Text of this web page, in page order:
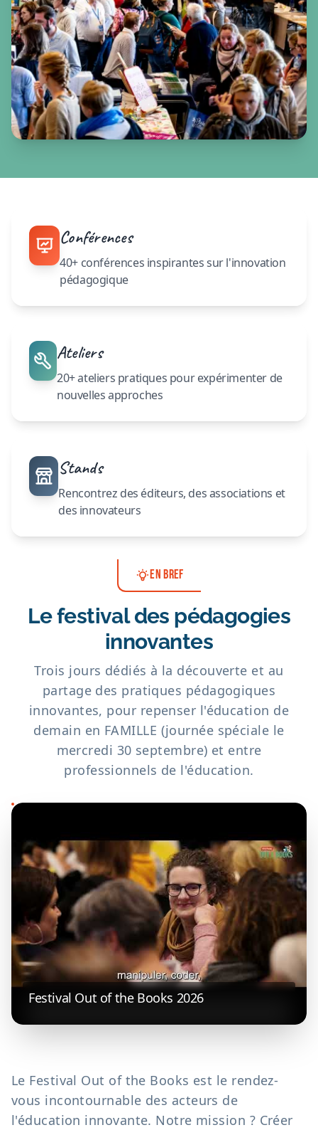
Conférences
40+ conférences inspirantes sur l'innovation
pédagogique
Ateliers
20+ ateliers pratiques pour expérimenter de
nouvelles approches
Stands
Rencontrez des éditeurs, des associations et
des innovateurs
EN BREF
Le festival des pédagogies
innovantes
Trois jours dédiés à la découverte et au
partage des pratiques pédagogiques
innovantes, pour repenser l'éducation de
demain en FAMILLE (journée spéciale le
mercredi 30 septembre) et entre
professionnels de l'éducation.
Festival Out of the Books 2026
Le Festival Out of the Books est le rendez-
vous incontournable des acteurs de
l'éducation innovante. Notre mission ? Créer